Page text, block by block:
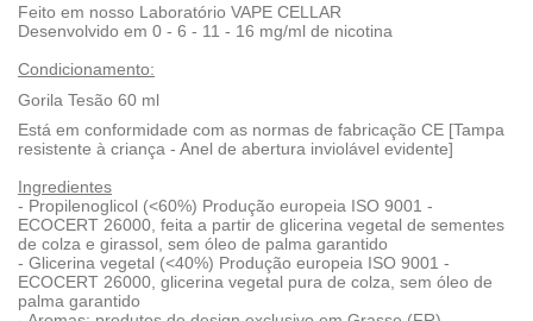
Feito em nosso Laboratório VAPE CELLAR
Desenvolvido em 0 - 6 - 11 - 16 mg/ml de nicotina
Condicionamento:
Gorila Tesão 60 ml
Está em conformidade com as normas de fabricação CE [Tampa
resistente à criança - Anel de abertura inviolável evidente]
Ingredientes
- Propilenoglicol (<60%) Produção europeia ISO 9001 -
ECOCERT 26000, feita a partir de glicerina vegetal de sementes
de colza e girassol, sem óleo de palma garantido
- Glicerina vegetal (<40%) Produção europeia ISO 9001 -
ECOCERT 26000, glicerina vegetal pura de colza, sem óleo de
palma garantido